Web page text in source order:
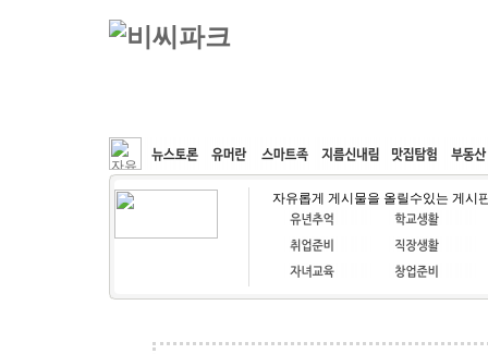
커뮤니티 속도패치 웹호스팅 공동구매
자유롭게 게시물을 올릴수있는 게시